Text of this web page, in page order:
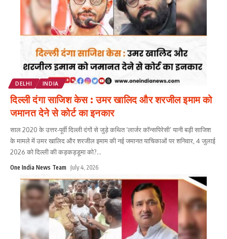
DELHI INDIA
दिल्ली दंगा साजिश केस : उमर खालिद और शरजील इमाम को
जमानत देने से कोर्ट का इनकार
साल 2020 के उत्तर-पूर्वी दिल्ली दंगों से जुड़े कथित ‘लार्जर कॉन्सपिरेसी’ यानी बड़ी साजिश
के मामले में उमर खालिद और शरजील इमाम की नई जमानत याचिकाओं पर शनिवार, 4 जुलाई
2026 को दिल्ली की कड़कड़डूमा को?...
One India News Team July 4, 2026